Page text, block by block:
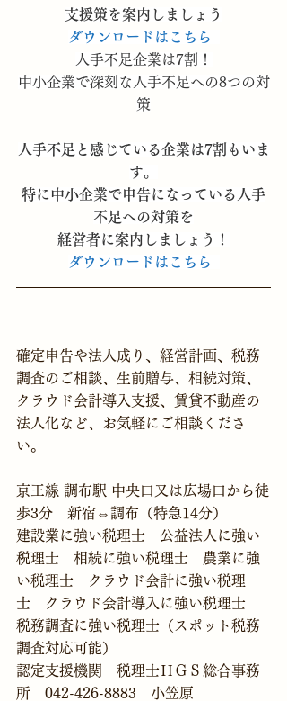
支援策を案内しましょう
ダウンロードはこちら
人手不足企業は7割！
中小企業で深刻な人手不足への8つの対
策
人手不足と感じている企業は7割もいま
す。
特に中小企業で申告になっている人手
不足への対策を
経営者に案内しましょう！
ダウンロードはこちら
確定申告や法人成り、経営計画、税務
調査のご相談、生前贈与、相続対策、
クラウド会計導入支援、賃貸不動産の
法人化など、お気軽にご相談くださ
い。
京王線 調布駅 中央口又は広場口から徒
歩3分　新宿⇔調布（特急14分）
建設業に強い税理士　公益法人に強い
税理士　相続に強い税理士　農業に強
い税理士　クラウド会計に強い税理
士　クラウド会計導入に強い税理士
税務調査に強い税理士（スポット税務
調査対応可能）
認定支援機関　税理士ＨＧＳ総合事務
所　042-426-8883　小笠原